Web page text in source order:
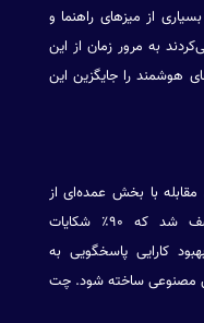
از میزهای راهنما و
به مرور زمان از این
را جایگزین این
با بخش عمده‌ای از
محدودیت‌های سیستم میز راهنما، کشف شد که ۹۰٪ شکایات
کارایی پاسخگویی به
مصنوعی ساخته شود. چت